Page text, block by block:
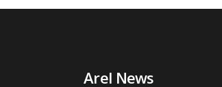
Arel News